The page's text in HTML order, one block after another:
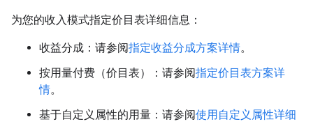
为您的收入模式指定价目表详细信息：
收益分成：请参阅指定收益分成方案详情。
按用量付费（价目表）：请参阅指定价目表方案详
情。
基于自定义属性的用量：请参阅使用自定义属性详细